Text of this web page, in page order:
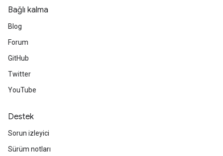
Bağlı kalma
Blog
Forum
GitHub
Twitter
YouTube
Destek
Sorun izleyici
Sürüm notları